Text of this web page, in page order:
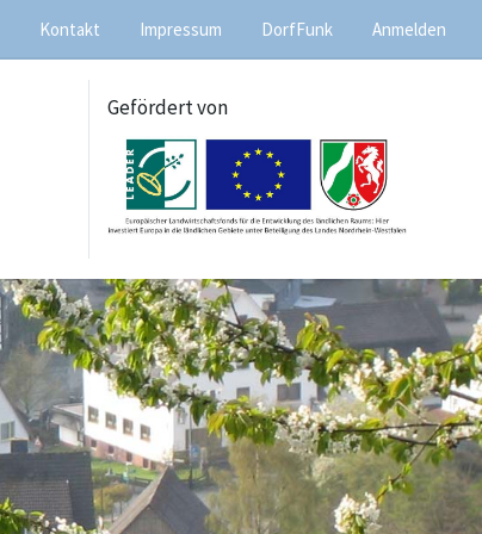
Kontakt Impressum DorfFunk Anmelden
Gefördert von